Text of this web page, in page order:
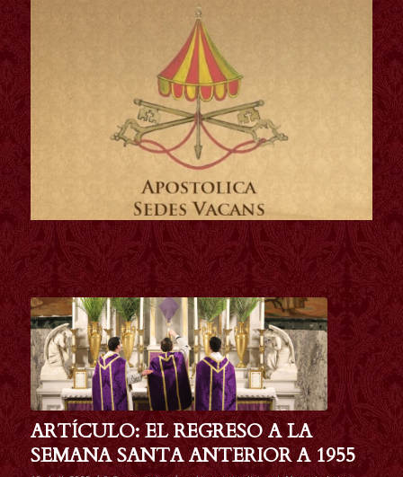
ARTÍCULO: EL REGRESO A LA
SEMANA SANTA ANTERIOR A 1955